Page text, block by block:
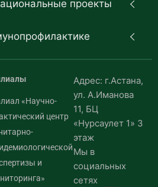
проекты
«Научно-
центр
и
Адрес: г.Астана,
ул. А.Иманова
11, БЦ
«Нурсаулет 1» 3
этаж
Мы в
социальных
сетях